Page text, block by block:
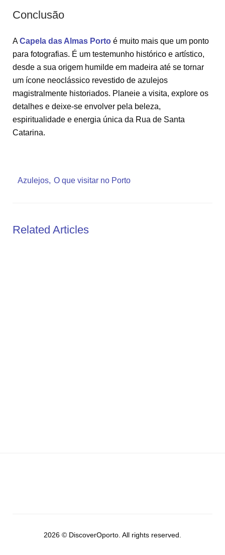
Conclusão
ACapela das Almas Porto é muito mais que um ponto
para fotografias. É um testemunho histórico e artístico,
desde a sua origem humilde em madeira até se tornar
um ícone neoclássico revestido de azulejos
magistralmente historiados. Planeie a visita, explore os
detalhes e deixe-se envolver pela beleza,
espiritualidade e energia única da Rua de Santa
Catarina.
Azulejos O que visitar no Porto
Related Articles
2026 © DiscoverOporto. All rights reserved.